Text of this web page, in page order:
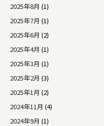
2025年8月 (1)
2025年7月 (1)
2025年6月 (2)
2025年4月 (1)
2025年3月 (1)
2025年2月 (3)
2025年1月 (2)
2024年11月 (4)
2024年9月 (1)